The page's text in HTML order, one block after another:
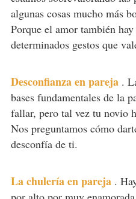
algunas cosas mucho más
Porque el amor también
determinados gestos que
Desconfianza en pareja .
bases fundamentales de la
fallar, pero tal vez tu novio
Nos preguntamos cómo
desconfía de ti.
La chulería en pareja .